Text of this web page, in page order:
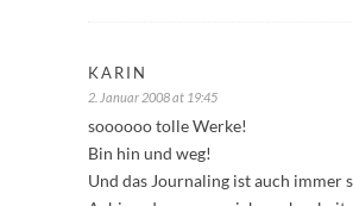
KARIN
2. Januar 2008 at 19:45
soooooo tolle Werke!
Bin hin und weg!
Und das Journaling ist auch immer